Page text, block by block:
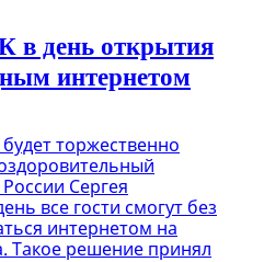
в день открытия
интернетом
торжественно
Сергея
все гости смогут без
интернетом на
Такое решение принял